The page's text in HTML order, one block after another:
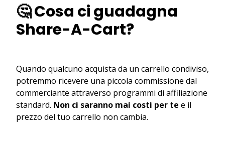
🤔 Cosa ci guadagna
Share-A-Cart?
Quando qualcuno acquista da un carrello condiviso,
potremmo ricevere una piccola commissione dal
commerciante attraverso programmi di affiliazione
standard. Non ci saranno mai costi per te e il
prezzo del tuo carrello non cambia.